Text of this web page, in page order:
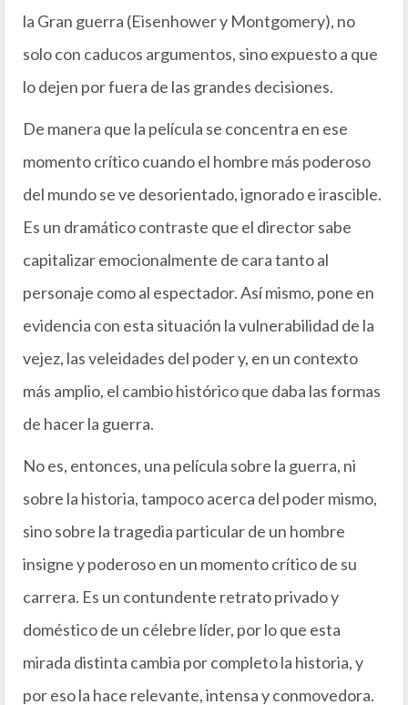
la Gran guerra (Eisenhower y Montgomery), no
solo con caducos argumentos, sino expuesto a que
lo dejen por fuera de las grandes decisiones.
De manera que la película se concentra en ese
momento crítico cuando el hombre más poderoso
del mundo se ve desorientado, ignorado e irascible.
Es un dramático contraste que el director sabe
capitalizar emocionalmente de cara tanto al
personaje como al espectador. Así mismo, pone en
evidencia con esta situación la vulnerabilidad de la
vejez, las veleidades del poder y, en un contexto
más amplio, el cambio histórico que daba las formas
de hacer la guerra.
No es, entonces, una película sobre la guerra, ni
sobre la historia, tampoco acerca del poder mismo,
sino sobre la tragedia particular de un hombre
insigne y poderoso en un momento crítico de su
carrera. Es un contundente retrato privado y
doméstico de un célebre líder, por lo que esta
mirada distinta cambia por completo la historia, y
por eso la hace relevante, intensa y conmovedora.